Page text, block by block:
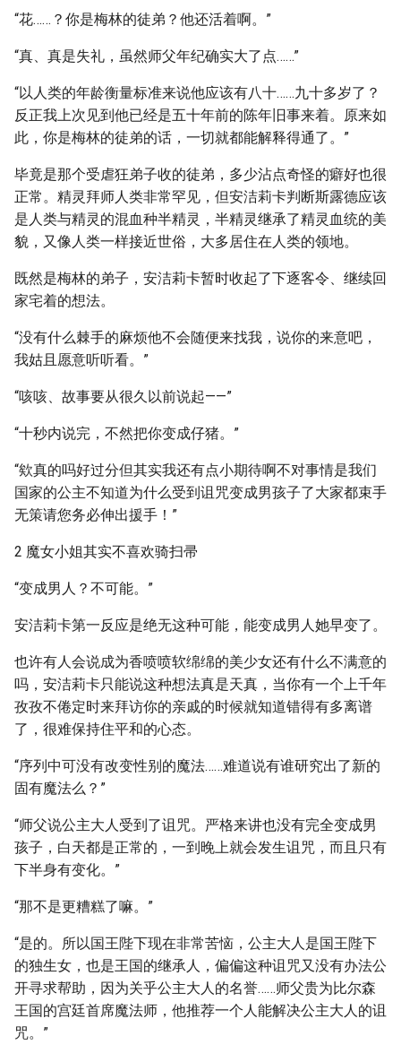
“花……？你是梅林的徒弟？他还活着啊。”
“真、真是失礼，虽然师父年纪确实大了点……”
“以人类的年龄衡量标准来说他应该有八十……九十多岁了？
反正我上次见到他已经是五十年前的陈年旧事来着。原来如
此，你是梅林的徒弟的话，一切就都能解释得通了。”
毕竟是那个受虐狂弟子收的徒弟，多少沾点奇怪的癖好也很
正常。精灵拜师人类非常罕见，但安洁莉卡判断斯露德应该
是人类与精灵的混血种半精灵，半精灵继承了精灵血统的美
貌，又像人类一样接近世俗，大多居住在人类的领地。
既然是梅林的弟子，安洁莉卡暂时收起了下逐客令、继续回
家宅着的想法。
“没有什么棘手的麻烦他不会随便来找我，说你的来意吧，
我姑且愿意听听看。”
“咳咳、故事要从很久以前说起——”
“十秒内说完，不然把你变成仔猪。”
“欸真的吗好过分但其实我还有点小期待啊不对事情是我们
国家的公主不知道为什么受到诅咒变成男孩子了大家都束手
无策请您务必伸出援手！”
2 魔女小姐其实不喜欢骑扫帚
“变成男人？不可能。”
安洁莉卡第一反应是绝无这种可能，能变成男人她早变了。
也许有人会说成为香喷喷软绵绵的美少女还有什么不满意的
吗，安洁莉卡只能说这种想法真是天真，当你有一个上千年
孜孜不倦定时来拜访你的亲戚的时候就知道错得有多离谱
了，很难保持住平和的心态。
“序列中可没有改变性别的魔法……难道说有谁研究出了新的
固有魔法么？”
“师父说公主大人受到了诅咒。严格来讲也没有完全变成男
孩子，白天都是正常的，一到晚上就会发生诅咒，而且只有
下半身有变化。”
“那不是更糟糕了嘛。”
“是的。所以国王陛下现在非常苦恼，公主大人是国王陛下
的独生女，也是王国的继承人，偏偏这种诅咒又没有办法公
开寻求帮助，因为关乎公主大人的名誉……师父贵为比尔森
王国的宫廷首席魔法师，他推荐一个人能解决公主大人的诅
咒。”